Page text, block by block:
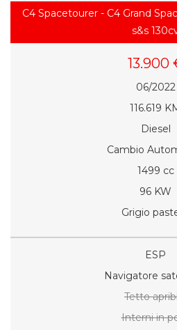
C4 Spacetourer - C4 Grand
s&s
13.900
06/2022
116.619
Diesel
Cambio
1499 cc
96 KW
Grigio
ESP
Navigatore
Tetto
Interni in